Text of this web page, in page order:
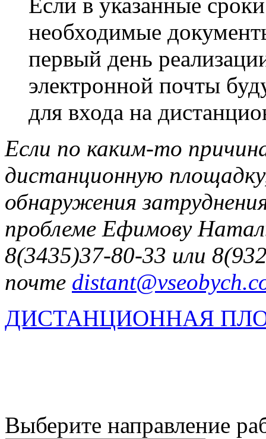
необходимые
первый день
электронной почты
для входа на
Если по каким-то
дистанционную
обнаружения
проблеме Ефимову
8(3435)37-80-33 или
почте
ДИСТАНЦИОННАЯ
Выберите направление